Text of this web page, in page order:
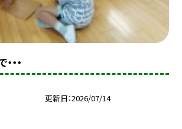
・・
更新日 2026/07/14